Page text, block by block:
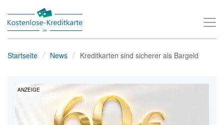
T
o
Startseite News Kreditkarten sind sicherer als Bargeld
ANZEIGE